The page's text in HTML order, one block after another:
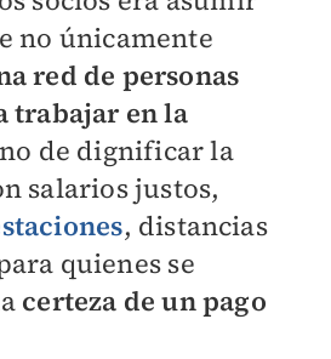
no únicamente
red de personas
trabajar en la
de dignificar la
salarios justos,
, distancias
quienes se
certeza de un pago